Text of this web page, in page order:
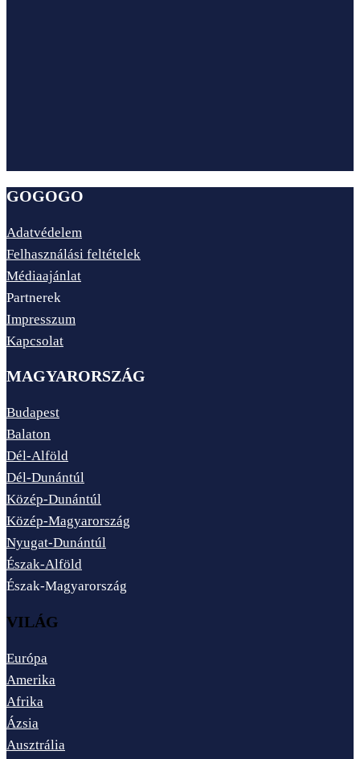
GOGOGO
Adatvédelem
Felhasználási feltételek
Médiaajánlat
Partnerek
Impresszum
Kapcsolat
MAGYARORSZÁG
Budapest
Balaton
Dél-Alföld
Dél-Dunántúl
Közép-Dunántúl
Közép-Magyarország
Nyugat-Dunántúl
Észak-Alföld
Észak-Magyarország
VILÁG
Európa
Amerika
Afrika
Ázsia
Ausztrália